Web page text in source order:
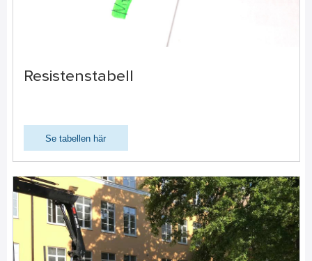
Resistenstabell
Se tabellen här